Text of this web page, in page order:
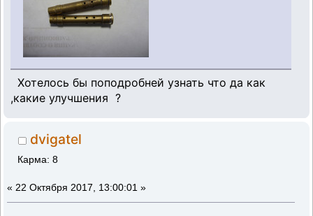
Хотелось бы поподробней узнать что да как
,какие улучшения ?
dvigatel
Карма: 8
« 22 Октября 2017, 13:00:01 »